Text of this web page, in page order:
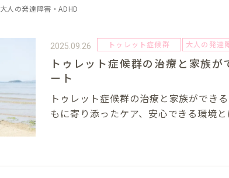
大人の発達障害・ADHD
2025.09.26 トゥレット症候群 大人の発達
トゥレット症候群の治療と家族が
ート
トゥレット症候群の治療と家族ができ
もに寄り添ったケア、安心できる環境
然「チック」と呼ばれる動きを繰り返